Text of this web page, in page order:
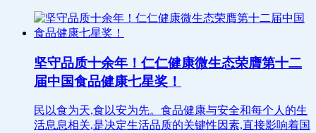
坚守品质十余年！仁仁健康微生态荣膺第十二
届中国食品健康七星奖！
民以食为天,食以安为先。食品健康与安全和每个人的生
活息息相关,是决定生活品质的关键性因素,直接影响着国